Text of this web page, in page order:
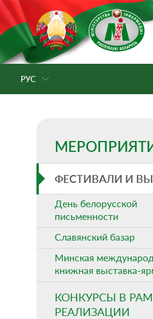
РУС
ФЕСТИВАЛИ И
День белорусской
письменности
Славянский базар
Минская
книжная выставка-
КОНКУРСЫ В
РЕАЛИЗАЦИИ